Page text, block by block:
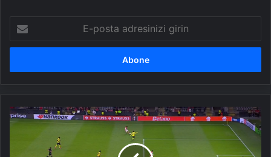
posta
adresinizi
Bu
gol